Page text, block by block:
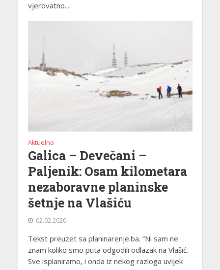
vjerovatno...
Aktuelno
Galica – Devečani –
Paljenik: Osam kilometara
nezaboravne planinske
šetnje na Vlašiću
02.02.2020
Tekst preuzet sa planinarenje.ba. ”Ni sam ne
znam koliko smo puta odgodili odlazak na Vlašić.
Sve isplaniramo, i onda iz nekog razloga uvijek